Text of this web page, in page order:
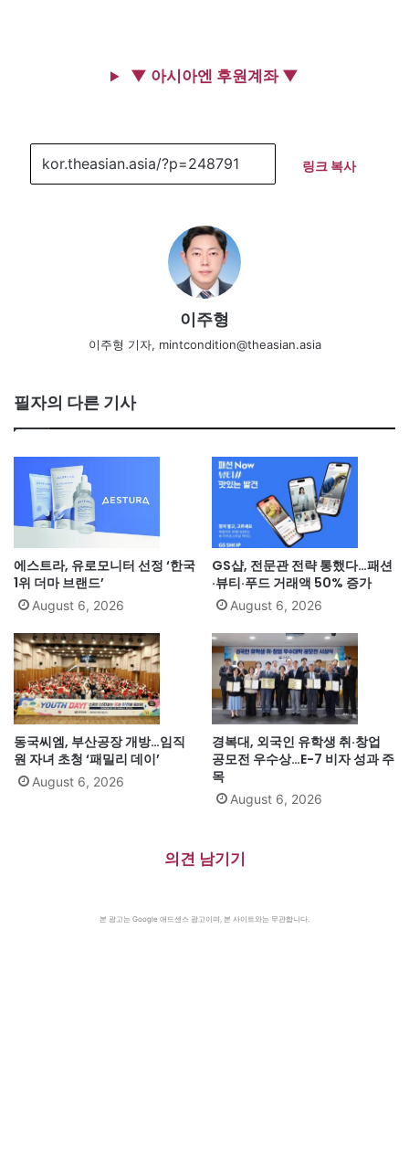
▼ 아시아엔 후원계좌 ▼
링크 복사
이주형
이주형 기자, mintcondition@theasian.asia
필자의 다른 기사
에스트라, 유로모니터 선정 ‘한국
1위 더마 브랜드’
August 6, 2026
GS샵, 전문관 전략 통했다…패션
·뷰티·푸드 거래액 50% 증가
August 6, 2026
동국씨엠, 부산공장 개방…임직
원 자녀 초청 ‘패밀리 데이’
August 6, 2026
경복대, 외국인 유학생 취·창업
공모전 우수상…E-7 비자 성과 주
목
August 6, 2026
의견 남기기
본 광고는 Google 애드센스 광고이며, 본 사이트와는 무관합니다.